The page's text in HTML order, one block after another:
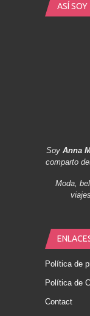
ASÍ SOY
Soy Anna
comparto
Moda,
Política de
Política de
Contact